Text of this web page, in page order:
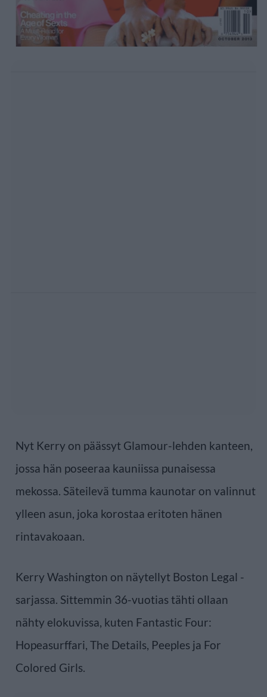
Nyt Kerry on päässyt Glamour-lehden kanteen,
jossa hän poseeraa kauniissa punaisessa
mekossa. Säteilevä tumma kaunotar on valinnut
ylleen asun, joka korostaa eritoten hänen
rintavakoaan.
Kerry Washington on näytellyt Boston Legal -
sarjassa. Sittemmin 36-vuotias tähti ollaan
nähty elokuvissa, kuten Fantastic Four:
Hopeasurffari, The Details, Peeples ja For
Colored Girls.